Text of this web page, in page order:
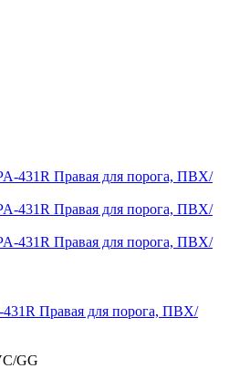
431R Правая для порога, ПВХ/
GG